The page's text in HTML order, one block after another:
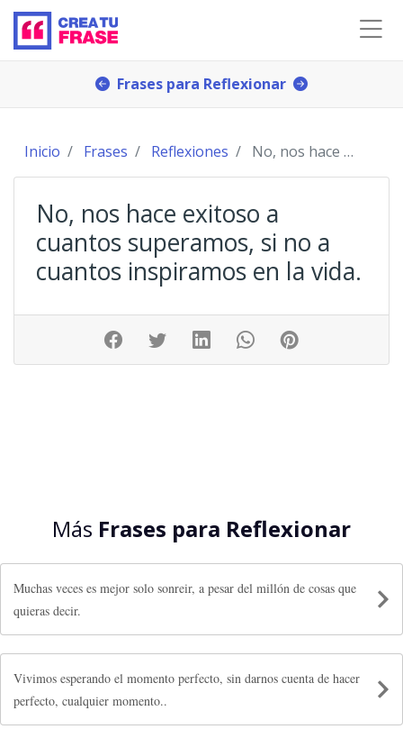
Frases para Reflexionar
Inicio Frases Reflexiones No, nos hace exitoso a cuantos superamos, si no a
No, nos hace exitoso a
cuantos superamos, si no a
cuantos inspiramos en la vida.
Más Frases para Reflexionar
Muchas veces es mejor solo sonreir, a pesar del millón de cosas que
quieras decir.
Vivimos esperando el momento perfecto, sin darnos cuenta de hacer
perfecto, cualquier momento..